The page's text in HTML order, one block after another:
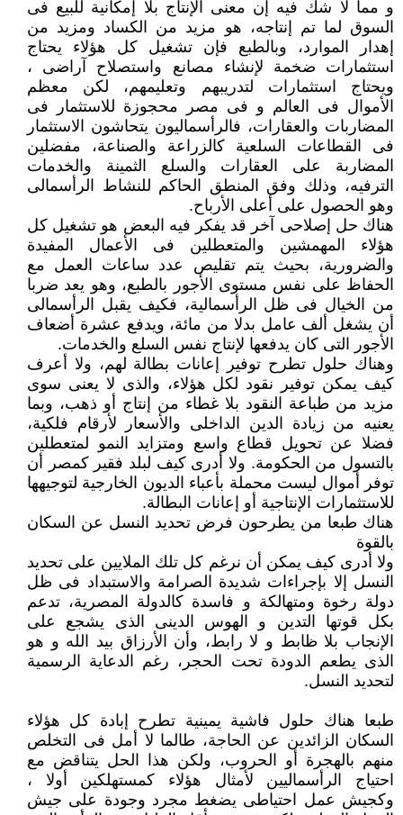
و مما لا شك فيه إن معنى الإنتاج بلا إمكانية للبيع فى
السوق لما تم إنتاجه، هو مزيد من الكساد ومزيد من
إهدار الموارد، وبالطبع فإن تشغيل كل هؤلاء يحتاج
استثمارات ضخمة لإنشاء مصانع واستصلاح آراضى ،
ويحتاج استثمارات لتدريبهم وتعليمهم، لكن معظم
الأموال فى العالم و فى مصر محجوزة للاستثمار فى
المضاربات والعقارات، فالرأسماليون يتحاشون الاستثمار
فى القطاعات السلعية كالزراعة والصناعة، مفضلين
المضاربة على العقارات والسلع الثمينة والخدمات
الترفيه، وذلك وفق المنطق الحاكم للنشاط الرأسمالى
وهو الحصول على أعلى الأرباح.
هناك حل إصلاحى آخر قد يفكر فيه البعض هو تشغيل كل
هؤلاء المهمشين والمتعطلين فى الأعمال المفيدة
والضرورية، بحيث يتم تقليص عدد ساعات العمل مع
الحفاظ على نفس مستوى الأجور بالطبع، وهو يعد ضربا
من الخيال فى ظل الرأسمالية، فكيف يقبل الرأسمالى
أن يشغل ألف عامل بدلا من مائة، ويدفع عشرة أضعاف
الأجور التى كان يدفعها لإنتاج نفس السلع والخدمات.
وهناك حلول تطرح توفير إعانات بطالة لهم، ولا أعرف
كيف يمكن توفير نقود لكل هؤلاء، والذى لا يعنى سوى
مزيد من طباعة النقود بلا غطاء من إنتاج أو ذهب، وبما
يعنيه من زيادة الدين الداخلى والأسعار لأرقام فلكية،
فضلا عن تحويل قطاع واسع ومتزايد النمو لمتعطلين
بالتسول من الحكومة. ولا أدرى كيف لبلد فقير كمصر أن
توفر أموال ليست محملة بأعباء الديون الخارجية لتوجيهها
للاستثمارات الإنتاجية أو إعانات البطالة.
هناك طبعا من يطرحون فرض تحديد النسل عن السكان
بالقوة
ولا أدرى كيف يمكن أن نرغم كل تلك الملايين على تحديد
النسل إلا بإجراءات شديدة الصرامة والاستبداد فى ظل
دولة رخوة ومتهالكة و فاسدة كالدولة المصرية، تدعم
بكل قوتها التدين و الهوس الدينى الذى يشجع على
الإنجاب بلا ظابط و لا رابط، وأن الأرزاق بيد الله و هو
الذى يطعم الدودة تحت الحجر، رغم الدعاية الرسمية
لتحديد النسل.
طبعا هناك حلول فاشية يمينية تطرح إبادة كل هؤلاء
السكان الزائدين عن الحاجة، طالما لا أمل فى التخلص
منهم بالهجرة أو الحروب، ولكن هذا الحل يتناقض مع
احتياج الرأسماليين لأمثال هؤلاء كمستهلكين أولا ،
وكجيش عمل احتياطى يضغط مجرد وجودة على جيش